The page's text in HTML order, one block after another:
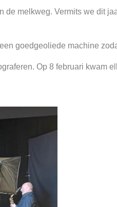
melkweg. Vermits we dit
goedgeoliede machine
Op 8 februari kwam